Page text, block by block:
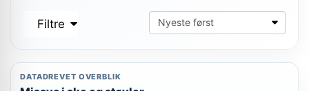
Filtre
DATADREVET OVERBLIK